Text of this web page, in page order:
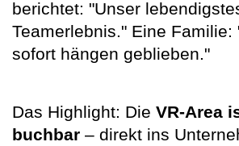
berichtet: "Unser
Teamerlebnis." Eine Familie:
sofort hängen geblieben."
Das Highlight: Die VR-Area
buchbar – direkt ins